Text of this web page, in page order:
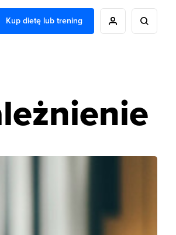
Kup dietę lub trening